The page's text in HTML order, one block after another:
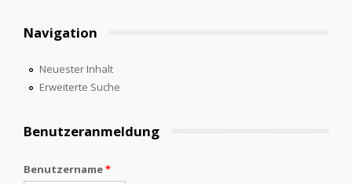
Navigation
Neuester Inhalt
Erweiterte Suche
Benutzeranmeldung
Benutzername*